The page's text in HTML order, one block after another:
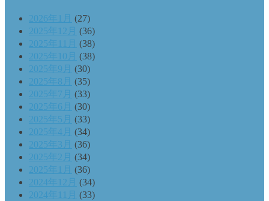
2026年1月 (27)
2025年12月 (36)
2025年11月 (38)
2025年10月 (38)
2025年9月 (30)
2025年8月 (35)
2025年7月 (33)
2025年6月 (30)
2025年5月 (33)
2025年4月 (34)
2025年3月 (36)
2025年2月 (34)
2025年1月 (36)
2024年12月 (34)
2024年11月 (33)